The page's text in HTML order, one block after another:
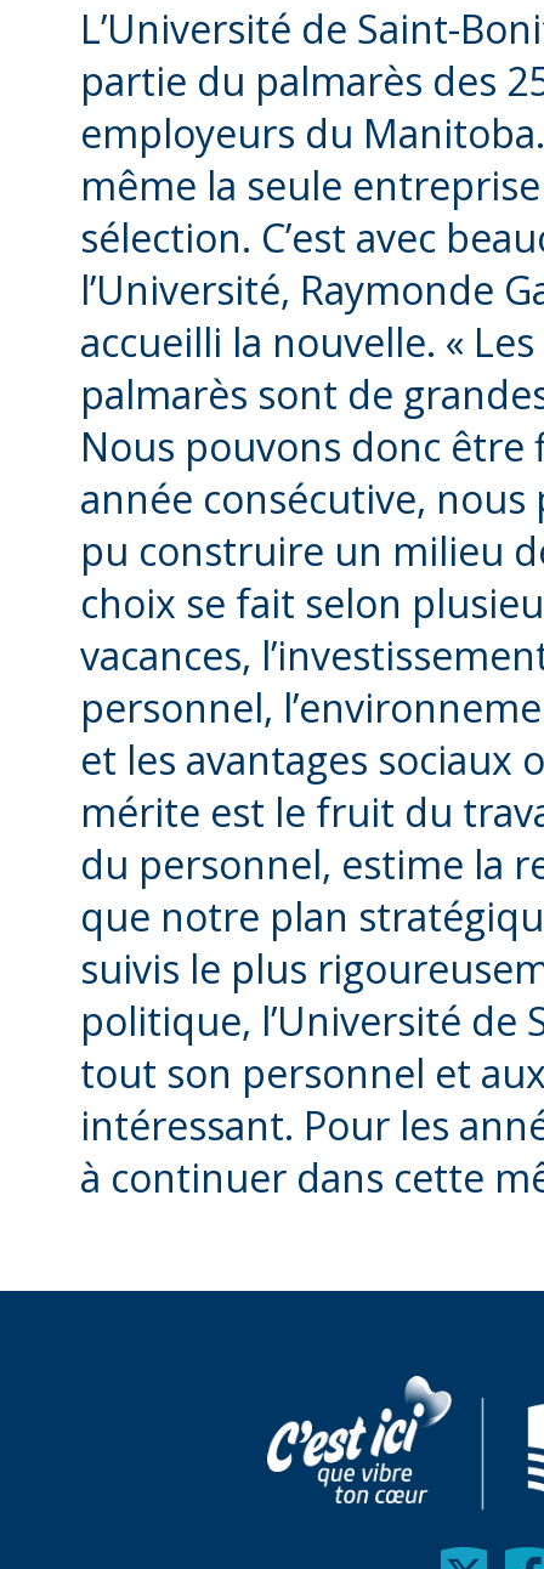
L’Université de Saint-
partie du palmarès des
employeurs du
même la seule
sélection. C’est avec
l’Université, Raymonde
accueilli la nouvelle. «
palmarès sont de
Nous pouvons donc
année consécutive,
pu construire un milieu
choix se fait selon
vacances,
personnel,
et les avantages sociaux
mérite est le fruit du
du personnel, estime la
que notre plan
suivis le plus
politique, l’Université de
tout son personnel et
intéressant. Pour les
à continuer dans cette